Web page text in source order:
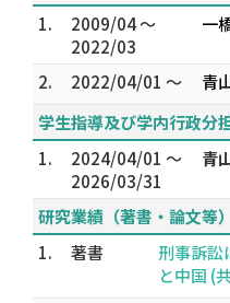
1.
2009/04 ～
2022/03
一
2. 2022/04/01 ～
青
学生指導及び学内行政分
1.
2024/04/01 ～
2026/03/31
青
研究業績（著書・論文等）
1.
著書
刑事訴
と中国 (